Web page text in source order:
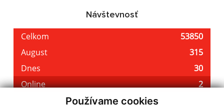
Používame cookies
Návštevnosť